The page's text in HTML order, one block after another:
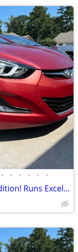
• • • • • •
2016 Hyundai Elantra - Amazing Condition! Runs Excellent!!